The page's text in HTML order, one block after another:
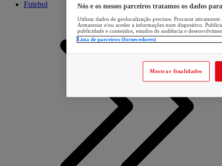
Futebol Nós e os nossos parceiros tratamos os dados
Utilizar dados de geolocalização precisos. Procurar
Armazenar e/ou aceder a informações num dispositivo.
publicidade e conteúdos, estudos de audiência e
Lista de parceiros (fornecedores)
Mostrar finalidades